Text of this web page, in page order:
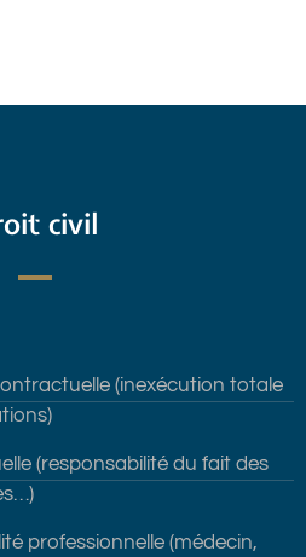
civil
(inexécution totale
(responsabilité du fait des
professionnelle (médecin,